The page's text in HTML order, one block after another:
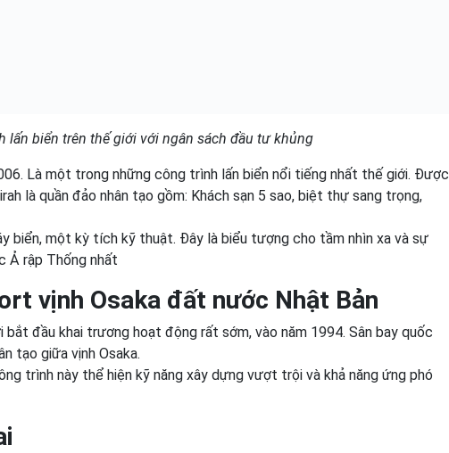
lấn biển trên thế giới với ngân sách đầu tư khủng
Là một trong những công trình lấn biển nổi tiếng nhất thế giới. Được
là quần đảo nhân tạo gồm: Khách sạn 5 sao, biệt thự sang trọng,
biển, một kỳ tích kỹ thuật. Đây là biểu tượng cho tầm nhìn xa và sự
Ả rập Thống nhất
vịnh Osaka đất nước Nhật Bản
đầu khai trương hoạt động rất sớm, vào năm 1994. Sân bay quốc
tạo giữa vịnh Osaka.
trình này thể hiện kỹ năng xây dựng vượt trội và khả năng ứng phó